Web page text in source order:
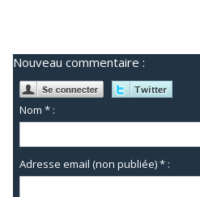
Nouveau commentaire :
Nom * :
Adresse email (non publiée) * :